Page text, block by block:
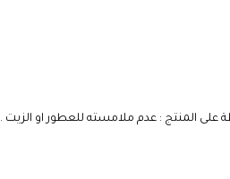
المنتج : عدم ملامسته للعطور او الزيت .